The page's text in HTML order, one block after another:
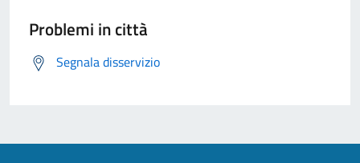
Problemi in città
Segnala disservizio